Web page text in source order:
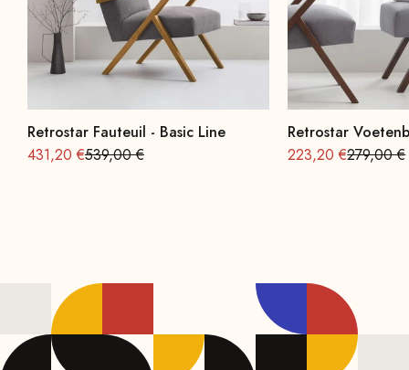
Retrostar Fauteuil - Basic Line
Aanbieding vanaf
431,20 €Normale
539,00 €
Retrostar
Aanbieding vanaf
223,20 €Normale
279,00 €